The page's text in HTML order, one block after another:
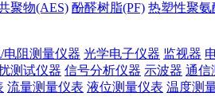
聚物(AES) 酚醛树脂(PF) 热塑性聚氨
电阻测量仪器 光学电子仪器 监视器
测试仪器 信号分析仪器 示波器 通信
流量测量仪表 液位测量仪表 温度测